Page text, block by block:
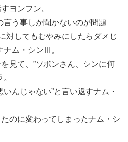
ヨンフン。
う事しか聞かないのが問題
対してもむやみにしたらダメじ
ナム・シンⅢ。
見て、”ソボンさん、シンに何
いんじゃない”と言い返すナム・
のに変わってしまったナム・シ